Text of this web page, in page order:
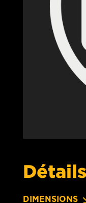
DIMENSIONS